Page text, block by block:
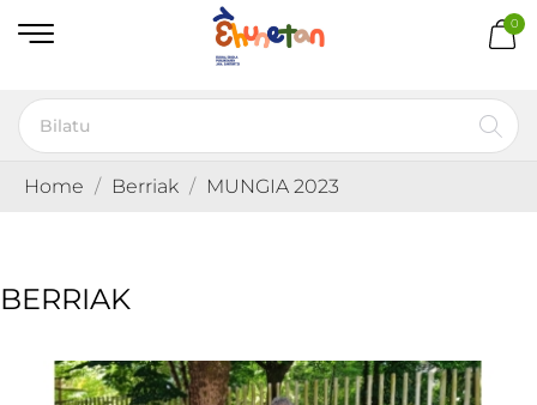
0
Home Berriak MUNGIA 2023
BERRIAK